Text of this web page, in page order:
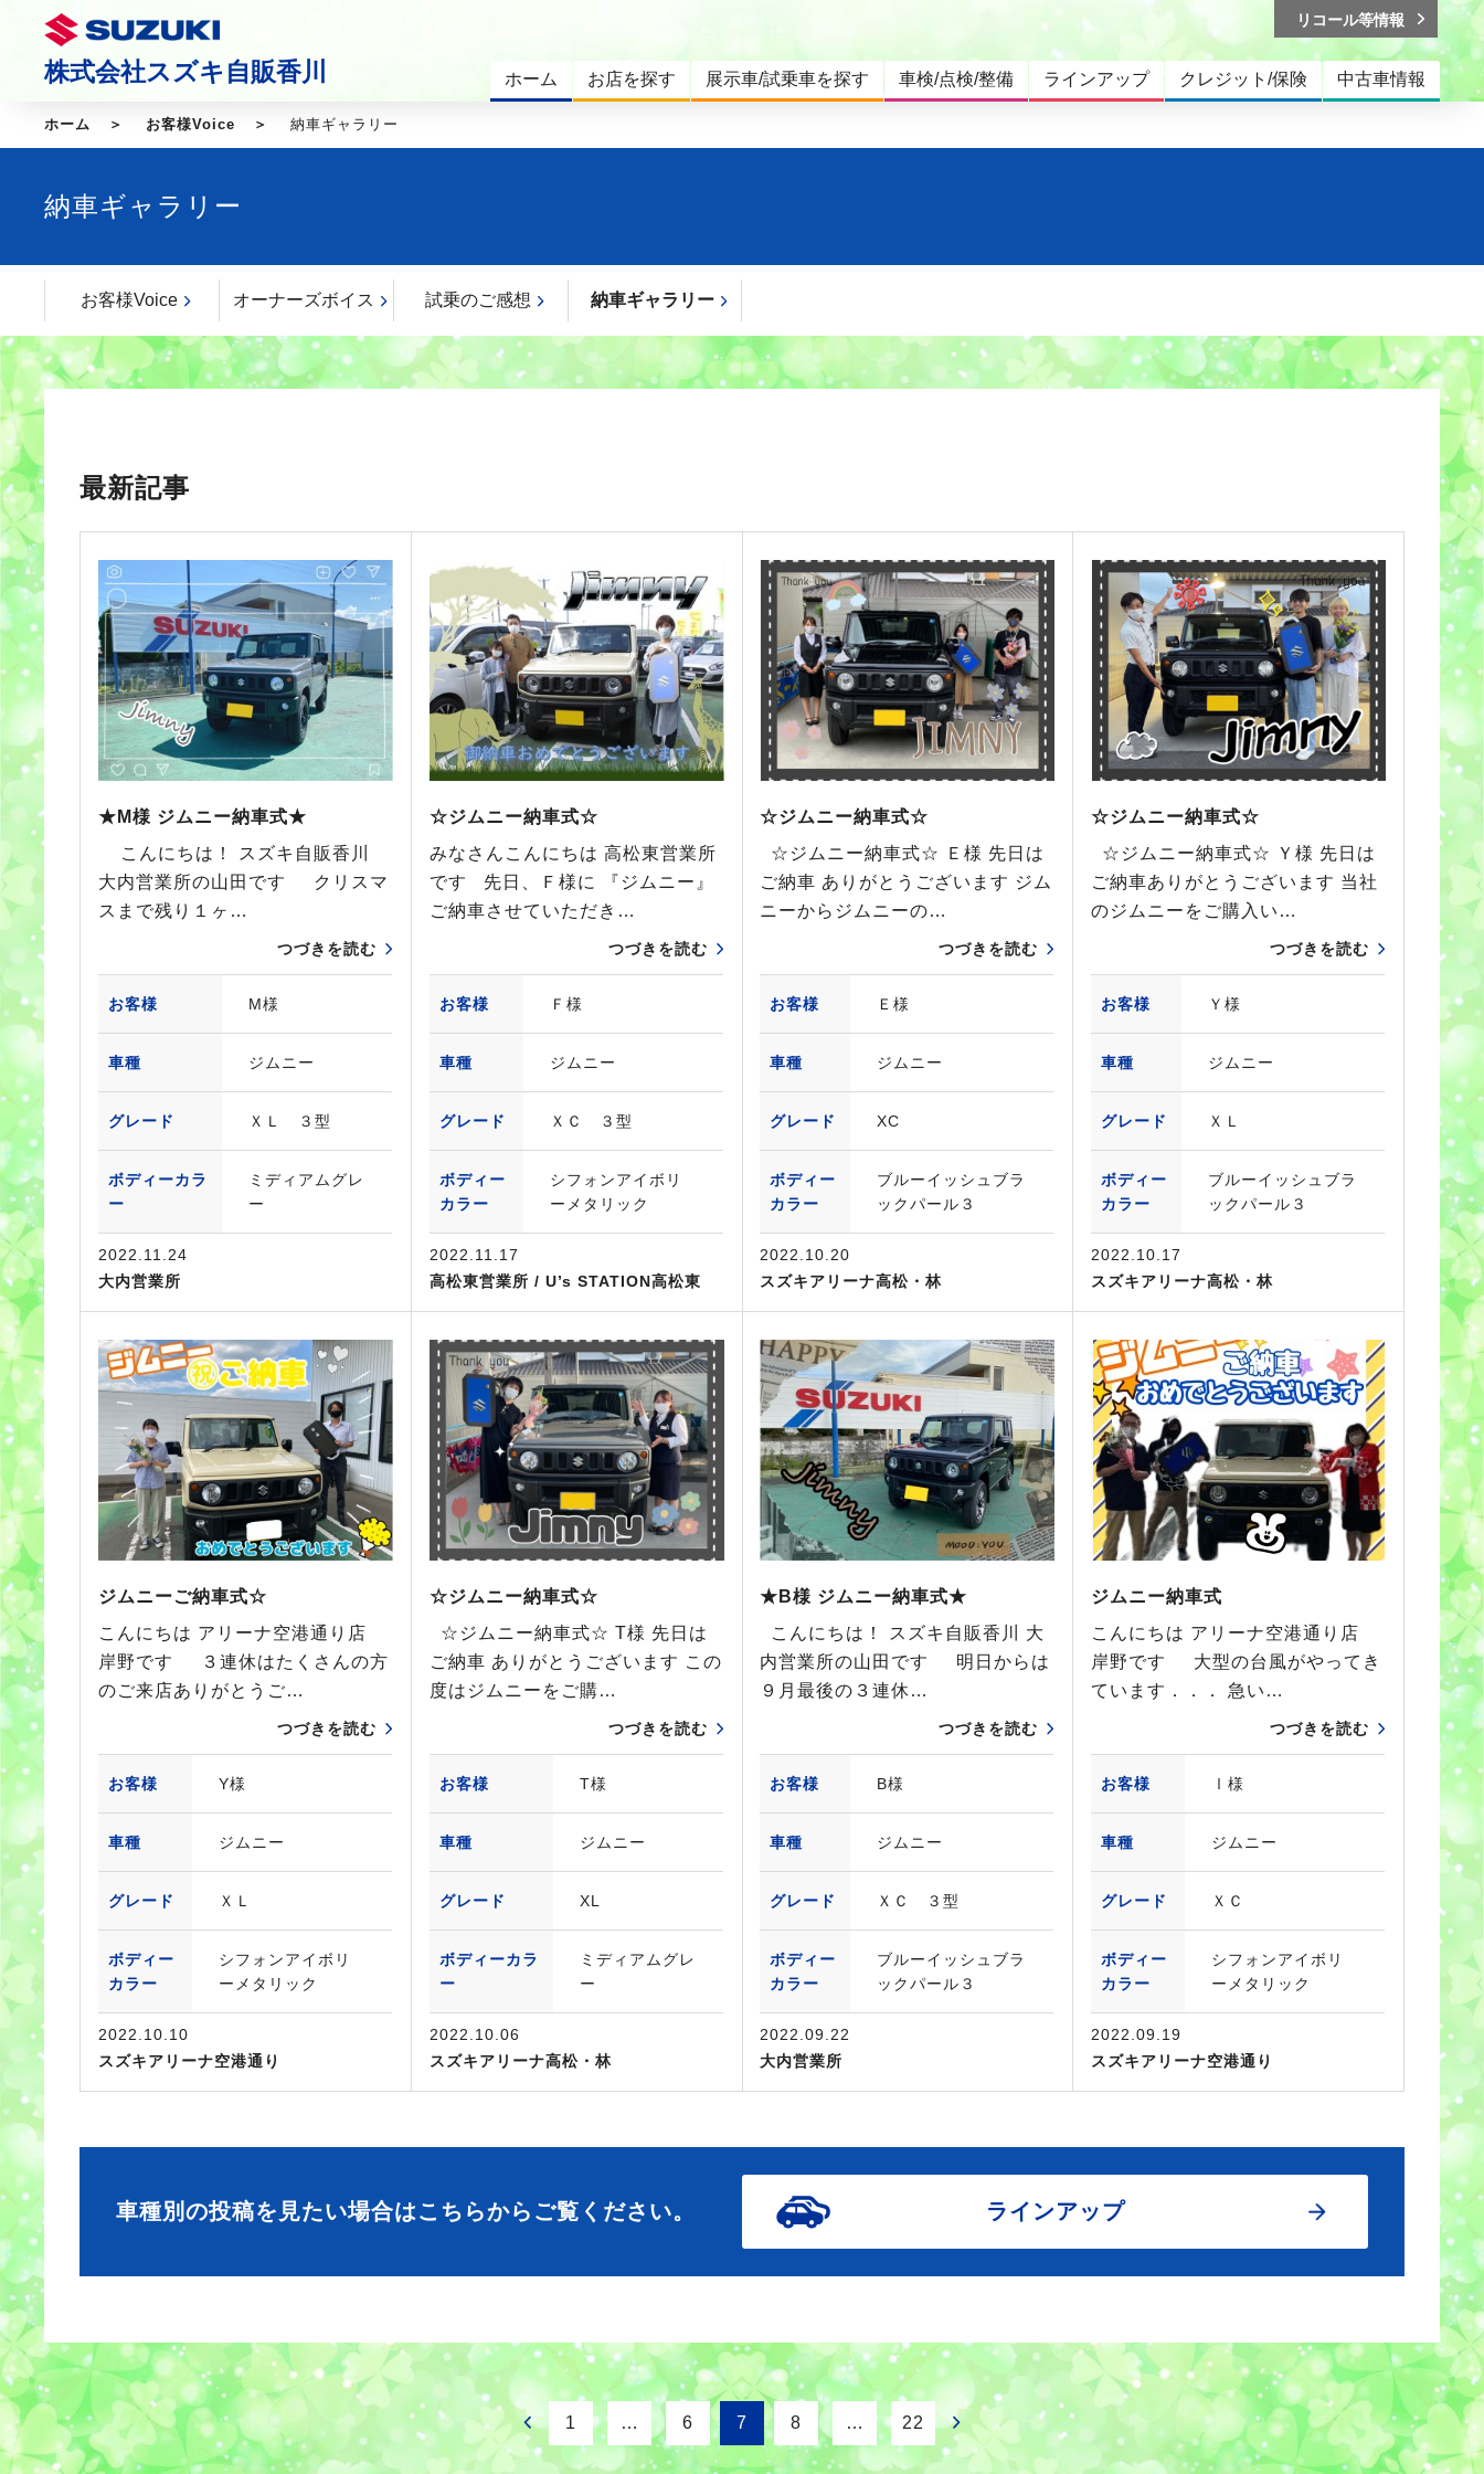
株式会社スズキ自販香川 ホーム お店を探す 展示車/試乗車を探す 車検/点検/整備 ラインアップ クレジット/保険 中古車情報
リコール等情報
ホーム お客様Voice 納車ギャラリー
納車ギャラリー
お客様Voice オーナーズボイス 試乗のご感想 納車ギャラリー
最新記事
★M様 ジムニー納車式★
こんにちは！ スズキ自販香川
大内営業所の山田です クリスマ
スまで残り１ヶ…
つづきを読む
お客様 M様
車種 ジムニー
グレード ＸＬ ３型
ボディーカラ
ー
ミディアムグレ
ー
2022.11.24
大内営業所
☆ジムニー納車式☆
みなさんこんにちは 高松東営業所
です 先日、Ｆ様に 『ジムニー』
ご納車させていただき…
つづきを読む
お客様 Ｆ様
車種 ジムニー
グレード ＸＣ ３型
ボディー
カラー
シフォンアイボリ
ーメタリック
2022.11.17
高松東営業所 / U’s STATION高松東
☆ジムニー納車式☆
☆ジムニー納車式☆ Ｅ様 先日は
ご納車 ありがとうございます ジム
ニーからジムニーの…
つづきを読む
お客様 Ｅ様
車種 ジムニー
グレード XC
ボディー
カラー
ブルーイッシュブラ
ックパール３
2022.10.20
スズキアリーナ高松・林
☆ジムニー納車式☆
☆ジムニー納車式☆ Ｙ様 先日は
ご納車ありがとうございます 当社
のジムニーをご購入い…
つづきを読む
お客様 Ｙ様
車種 ジムニー
グレード ＸＬ
ボディー
カラー
ブルーイッシュブラ
ックパール３
2022.10.17
スズキアリーナ高松・林
ジムニーご納車式☆
こんにちは アリーナ空港通り店
岸野です ３連休はたくさんの方
のご来店ありがとうご…
つづきを読む
お客様 Y様
車種 ジムニー
グレード ＸＬ
ボディー
カラー
シフォンアイボリ
ーメタリック
2022.10.10
スズキアリーナ空港通り
☆ジムニー納車式☆
☆ジムニー納車式☆ T様 先日は
ご納車 ありがとうございます この
度はジムニーをご購…
つづきを読む
お客様 T様
車種 ジムニー
グレード XL
ボディーカラ
ー
ミディアムグレ
ー
2022.10.06
スズキアリーナ高松・林
★B様 ジムニー納車式★
こんにちは！ スズキ自販香川 大
内営業所の山田です 明日からは
９月最後の３連休…
つづきを読む
お客様 B様
車種 ジムニー
グレード ＸＣ ３型
ボディー
カラー
ブルーイッシュブラ
ックパール３
2022.09.22
大内営業所
ジムニー納車式
こんにちは アリーナ空港通り店
岸野です 大型の台風がやってき
ています．．． 急い…
つづきを読む
お客様 Ⅰ様
車種 ジムニー
グレード ＸＣ
ボディー
カラー
シフォンアイボリ
ーメタリック
2022.09.19
スズキアリーナ空港通り
車種別の投稿を見たい場合はこちらからご覧ください。 ラインアップ
1 … 6 7 8 … 22